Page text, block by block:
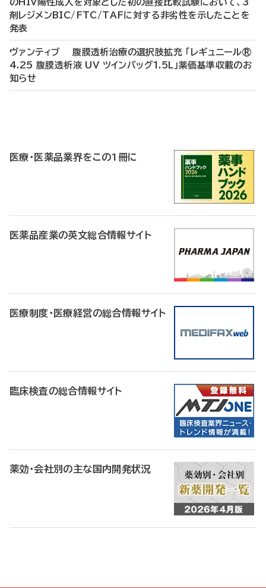
のHIV陽性成人を対象とした初の直接比較試験において、3
剤レジメンBIC/FTC/TAFに対する非劣性を示したことを
発表
ヴァンティブ 腹膜透析治療の選択肢拡充 「レギュニール®
4.25 腹膜透析液 UV ツインバッグ1.5L」薬価基準収載のお
知らせ
医療・医薬品業界をこの1冊に
医薬品産業の英文総合情報サイト
医療制度・医療経営の総合情報サイト
臨床検査の総合情報サイト
薬効・会社別の主な国内開発状況